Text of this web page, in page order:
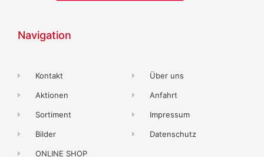
Navigation
Kontakt
Aktionen
Sortiment
Bilder
ONLINE SHOP
Über uns
Anfahrt
Impressum
Datenschutz